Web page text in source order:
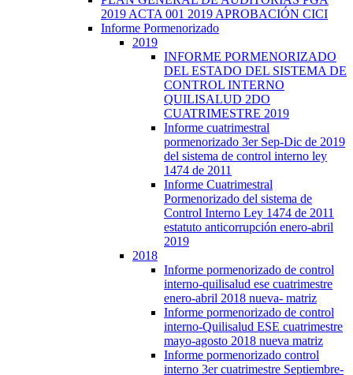
2019 ACTA 001 2019 APROBACIÓN CICI
Informe Pormenorizado
2019
INFORME PORMENORIZADO
DEL ESTADO DEL SISTEMA DE
CONTROL INTERNO
QUILISALUD 2DO
CUATRIMESTRE 2019
Informe cuatrimestral
pormenorizado 3er Sep-Dic de 2019
del sistema de control interno ley
1474 de 2011
Informe Cuatrimestral
Pormenorizado del sistema de
Control Interno Ley 1474 de 2011
estatuto anticorrupción enero-abril
2019
2018
Informe pormenorizado de control
interno-quilisalud ese cuatrimestre
enero-abril 2018 nueva- matriz
Informe pormenorizado de control
interno-Quilisalud ESE cuatrimestre
mayo-agosto 2018 nueva matriz
Informe pormenorizado control
interno 3er cuatrimestre Septiembre-